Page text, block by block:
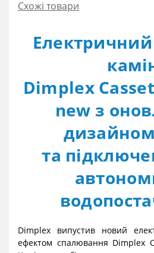
Схожі товари
Dimplex
new з
та
Dimplex випустив новий
ефектом спалювання Dimplex